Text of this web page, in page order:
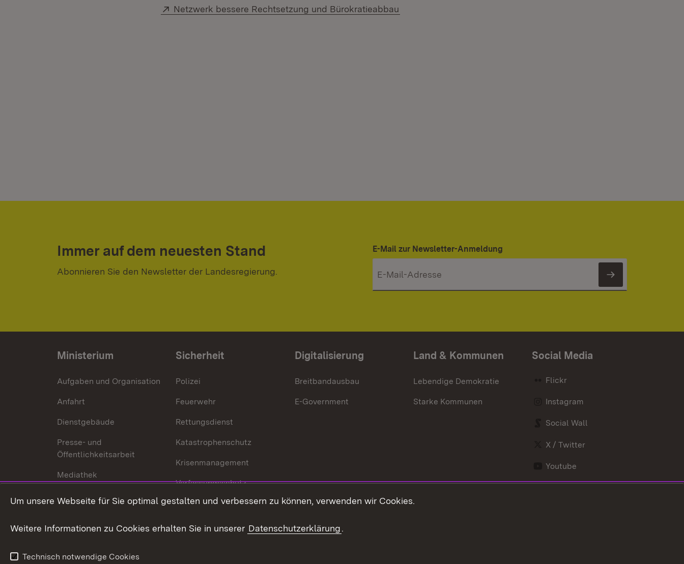
Extern:
Netzwerk bessere Rechtsetzung und Bürokratieabbau
Immer auf dem neuesten Stand
Abonnieren Sie den Newsletter der Landesregierung.
E-Mail zur Newsletter-Anmeldung
Newsletter
Ministerium
Aufgaben und Organisation
Anfahrt
Dienstgebäude
Presse- und
Öffentlichkeitsarbeit
Mediathek
Publikationen
Sicherheit
Polizei
Feuerwehr
Rettungsdienst
Katastrophenschutz
Krisenmanagement
Verfassungsschutz
Datenschutz
Glücksspielrecht
Digitalisierung
Breitbandausbau
E-Government
Land & Kommunen
Lebendige Demokratie
Starke Kommunen
Social Media
Flickr
Instagram
Social Wall
X / Twitter
Youtube
Um unsere Webseite für Sie optimal gestalten und verbessern zu können, verwenden wir Cookies.
Weitere Informationen zu Cookies erhalten Sie in unserer Datenschutzerklärung.
Technisch notwendige Cookies